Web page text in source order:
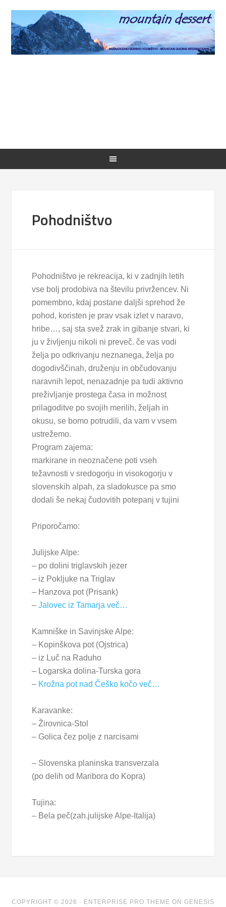
Pohodništvo
Pohodništvo je rekreacija, ki v zadnjih letih
vse bolj prodobiva na številu privržencev. Ni
pomembno, kdaj postane daljši sprehod že
pohod, koristen je prav vsak izlet v naravo,
hribe…, saj sta svež zrak in gibanje stvari, ki
ju v življenju nikoli ni preveč. če vas vodi
želja po odkrivanju neznanega, želja po
dogodivščinah, druženju in občudovanju
naravnih lepot, nenazadnje pa tudi aktivno
preživljanje prostega časa in možnost
prilagoditve po svojih merilih, željah in
okusu, se bomo potrudili, da vam v vsem
ustrežemo.
Program zajema:
markirane in neoznačene poti vseh
težavnosti v sredogorju in visokogorju v
slovenskih alpah, za sladokusce pa smo
dodali še nekaj čudovitih potepanj v tujini
Priporočamo:
Julijske Alpe:
– po dolini triglavskih jezer
– iz Pokljuke na Triglav
– Hanzova pot (Prisank)
– Jalovec iz Tamarja več…
Kamniške in Savinjske Alpe:
– Kopinškova pot (Ojstrica)
– iz Luč na Raduho
– Logarska dolina-Turska gora
– Krožna pot nad Češko kočo več…
Karavanke:
– Žirovnica-Stol
– Golica čez polje z narcisami
– Slovenska planinska transverzala
(po delih od Maribora do Kopra)
Tujina:
– Bela peč(zah.julijske Alpe-Italija)
COPYRIGHT © 2026 · ENTERPRISE PRO THEME ON GENESIS